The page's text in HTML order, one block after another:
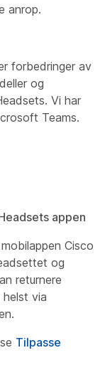
anrop.
forbedringer av
og
Vi har
Teams.
appen
Cisco
og
returnere
via
Tilpasse